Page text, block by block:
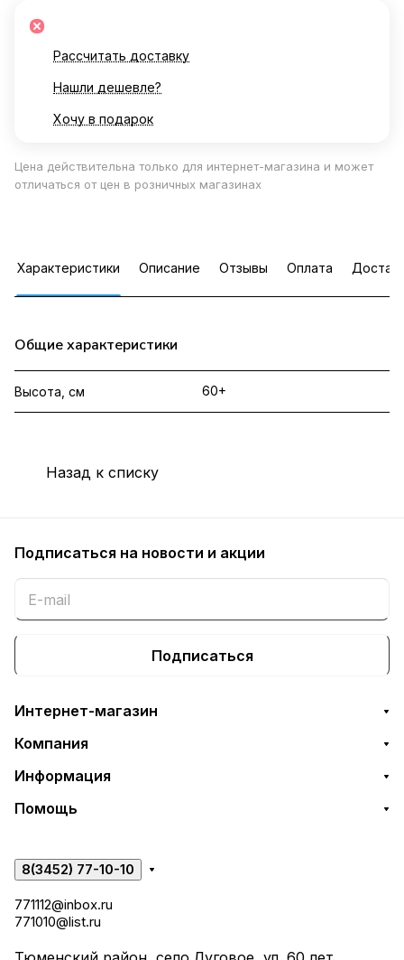
Рассчитать доставку
Нашли дешевле?
Хочу в подарок
Цена действительна только для интернет-магазина и может
отличаться от цен в розничных магазинах
Характеристики Описание Отзывы Оплата
Общие характеристики
Высота, см 60+
Назад к списку
Подписаться на новости и акции
Подписаться
Интернет-магазин
Компания
Информация
Помощь
8(3452) 77-10-10
771112@inbox.ru
771010@list.ru